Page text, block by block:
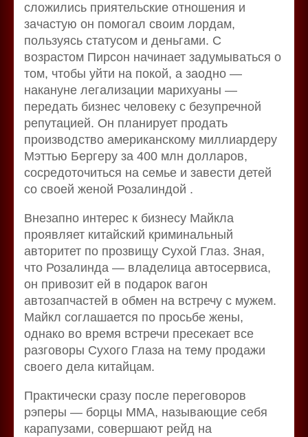
сложились приятельские отношения и
зачастую он помогал своим лордам,
пользуясь статусом и деньгами. С
возрастом Пирсон начинает задумываться о
том, чтобы уйти на покой, а заодно —
накануне легализации марихуаны —
передать бизнес человеку с безупречной
репутацией. Он планирует продать
производство американскому миллиардеру
Мэттью Бергеру за 400 млн долларов,
сосредоточиться на семье и завести детей
со своей женой Розалиндой .
Внезапно интерес к бизнесу Майкла
проявляет китайский криминальный
авторитет по прозвищу Сухой Глаз. Зная,
что Розалинда — владелица автосервиса,
он привозит ей в подарок вагон
автозапчастей в обмен на встречу с мужем.
Майкл соглашается по просьбе жены,
однако во время встречи пресекает все
разговоры Сухого Глаза на тему продажи
своего дела китайцам.
Практически сразу после переговоров
рэперы — борцы MMA, называющие себя
карапузами, совершают рейд на